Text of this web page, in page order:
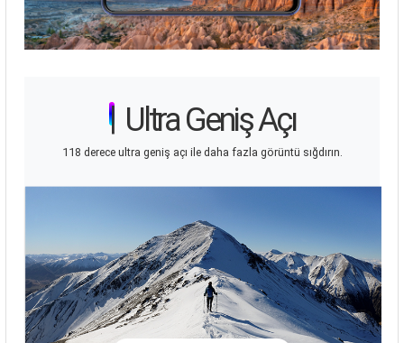
| Ultra Geniş Açı
118 derece ultra geniş açı ile daha fazla görüntü sığdırın.